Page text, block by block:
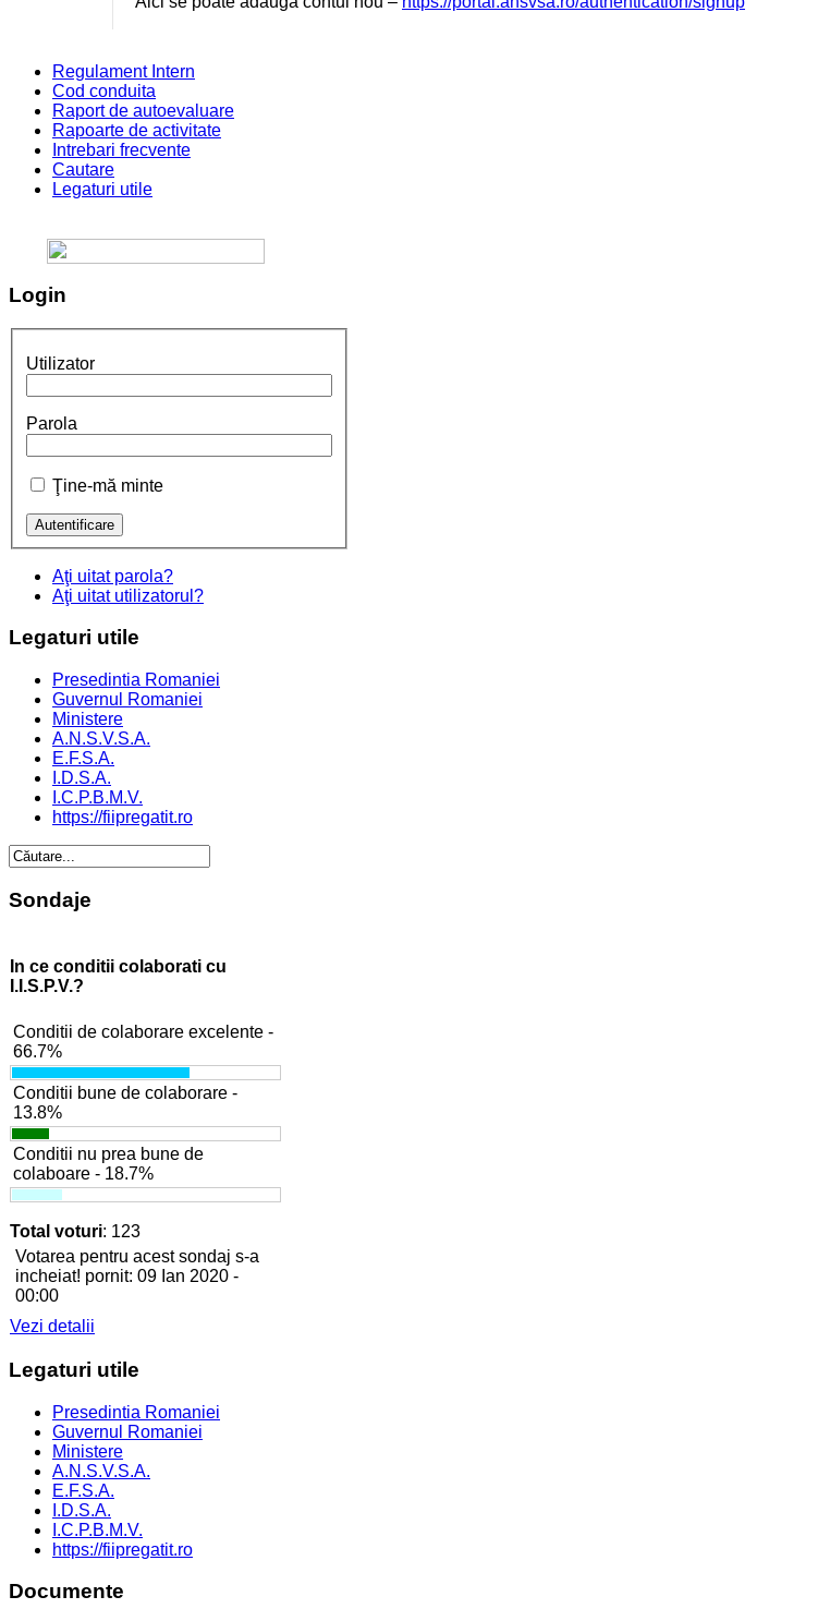
Regulament Intern
Cod conduita
Raport de autoevaluare
Rapoarte de activitate
Intrebari frecvente
Cautare
Legaturi utile
Login
Utilizator
Parola
Ţine-mă minte
Aţi uitat parola?
Aţi uitat utilizatorul?
Legaturi utile
Presedintia Romaniei
Guvernul Romaniei
Ministere
A.N.S.V.S.A.
E.F.S.A.
I.D.S.A.
I.C.P.B.M.V.
https://fiipregatit.ro
Sondaje
In ce conditii colaborati cu
I.I.S.P.V.?
Conditii de colaborare excelente -
66.7%
Conditii bune de colaborare -
13.8%
Conditii nu prea bune de
colaboare - 18.7%
Total voturi: 123
Votarea pentru acest sondaj s-a
incheiat! pornit: 09 Ian 2020 -
00:00
Vezi detalii
Legaturi utile
Presedintia Romaniei
Guvernul Romaniei
Ministere
A.N.S.V.S.A.
E.F.S.A.
I.D.S.A.
I.C.P.B.M.V.
https://fiipregatit.ro
Documente